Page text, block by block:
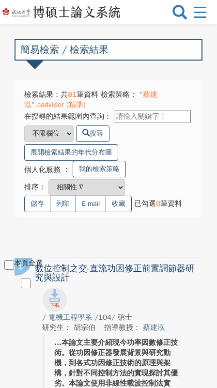
選
換
簡易檢索 / 檢索結果
檢索結果：共81筆資料 檢索策略：
"蔡建
泓".cadvisor (精準)
在搜尋的結果範圍內查詢：
搜尋
展開檢索結果的年代分布圖
個人化服務 ： 我的檢索策略
排序：
儲存 列印 E-mail 收藏 已勾選0筆資料
本頁全選
1
數位控制之交-直流功因修正前置調節器研
究與設計
/ 電機工程學系 /104/ 碩士
研究生： 胡宗伯
指導教授： 蔡建泓
本論文主要介紹現今功率因數修正技
術。從功因修正器發展背景與研究動
機，到各式功因修正技術的原理與架
構，針對不同控制方法的實現探討其優
劣。本論文使用非線性載波控制法實